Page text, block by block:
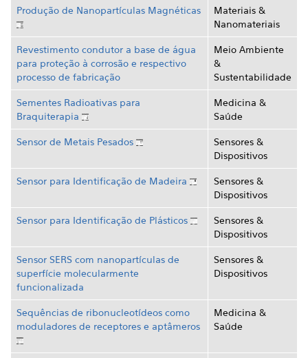
Produção de Nanopartículas Magnéticas
Materiais &
Nanomateriais
Revestimento condutor a base de água
para proteção à corrosão e respectivo
processo de fabricação
Meio Ambiente
&
Sustentabilidade
Sementes Radioativas para
Braquiterapia
Medicina &
Saúde
Sensor de Metais Pesados
Sensores &
Dispositivos
Sensor para Identificação de Madeira
Sensores &
Dispositivos
Sensor para Identificação de Plásticos
Sensores &
Dispositivos
Sensor SERS com nanopartículas de
superfície molecularmente
funcionalizada
Sensores &
Dispositivos
Sequências de ribonucleotídeos como
moduladores de receptores e aptâmeros
Medicina &
Saúde